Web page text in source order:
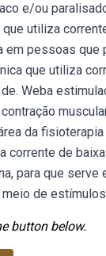
e/ou
utiliza
pessoas
que utiliza
Weba
da
de
para que serve
de
button below.